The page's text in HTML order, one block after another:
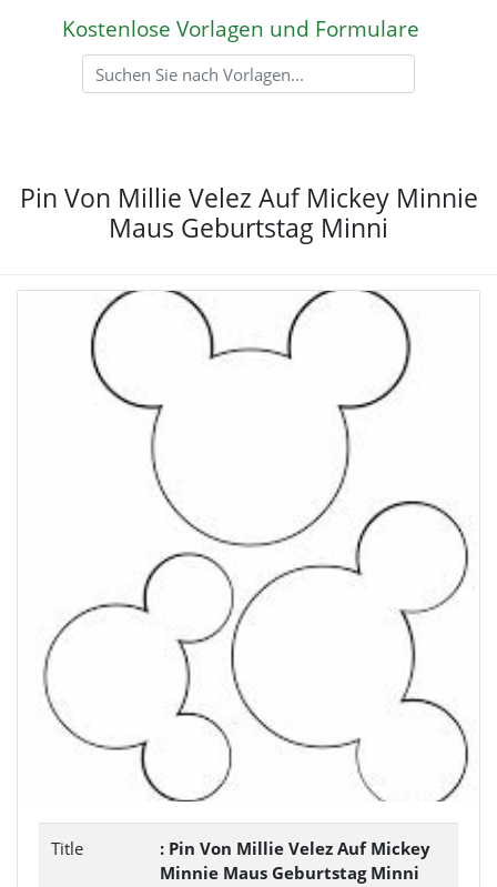
Kostenlose Vorlagen und Formulare
Pin Von Millie Velez Auf Mickey Minnie
Maus Geburtstag Minni
Title
: Pin Von Millie Velez Auf Mickey
Minnie Maus Geburtstag Minni